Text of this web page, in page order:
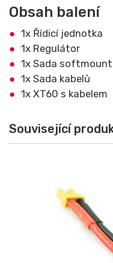
Obsah balení
1x Řídicí jednotka
1x Regulátor
1x Sada
1x Sada kabelů
1x XT60 s kabelem
Související